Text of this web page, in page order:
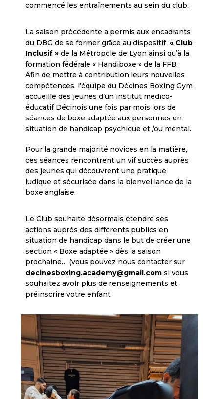
commencé les entraînements au sein du club.
La saison précédente a permis aux encadrants
du DBG de se former grâce au dispositif « Club
Inclusif » de la Métropole de Lyon ainsi qu’à la
formation fédérale « Handiboxe » de la FFB.
Afin de mettre à contribution leurs nouvelles
compétences, l’équipe du Décines Boxing Gym
accueille des jeunes d’un institut médico-
éducatif Décinois une fois par mois lors de
séances de boxe adaptée aux personnes en
situation de handicap psychique et /ou mental.
Pour la grande majorité novices en la matière,
ces séances rencontrent un vif succès auprès
des jeunes qui découvrent une pratique
ludique et sécurisée dans la bienveillance de la
boxe anglaise.
Le Club souhaite désormais étendre ses
actions auprès des différents publics en
situation de handicap dans le but de créer une
section « Boxe adaptée » dès la saison
prochaine… (vous pouvez nous contacter sur
decinesboxing.academy@gmail.com si vous
souhaitez avoir plus de renseignements et
préinscrire votre enfant.